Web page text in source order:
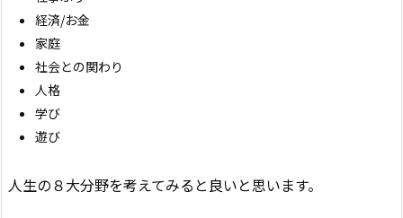
経済/お金
家庭
社会との関わり
人格
学び
遊び
人生の８大分野を考えてみると良いと思います。